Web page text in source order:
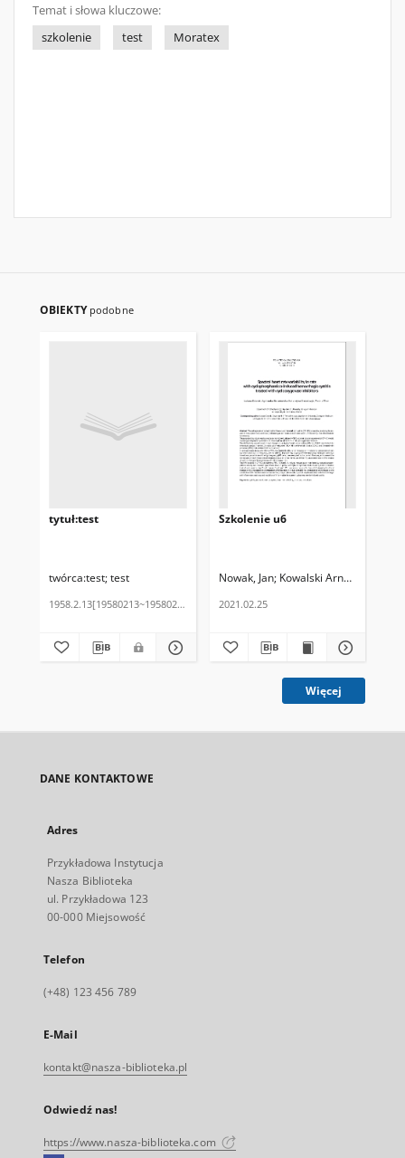
Temat i słowa kluczowe:
szkolenie
test Moratex
OBIEKTY podobne
tytuł:test
twórca:test test
1958.2.13[19580213~19580213]
Szkolenie u6
Nowak, Jan Kowalski Arnold
2021.02.25
Więcej
DANE KONTAKTOWE
Adres
Przykładowa Instytucja
Nasza Biblioteka
ul. Przykładowa 123
00-000 Miejsowość
Telefon
(+48) 123 456 789
E-Mail
kontakt@nasza-biblioteka.pl
Odwiedź nas!
https://www.nasza-biblioteka.com